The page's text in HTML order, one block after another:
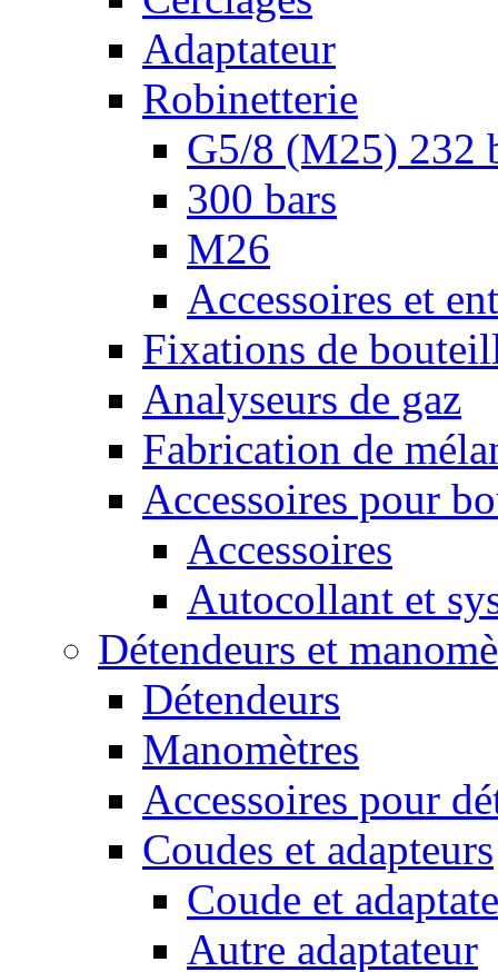
Adaptateur
Robinetterie
G5/8 (M25) 232
300 bars
M26
Accessoires et
Fixations de
Analyseurs de gaz
Fabrication de
Accessoires pour
Accessoires
Autocollant et
Détendeurs et
Détendeurs
Manomètres
Accessoires pour
Coudes et adapteurs
Coude et
Autre adaptateur